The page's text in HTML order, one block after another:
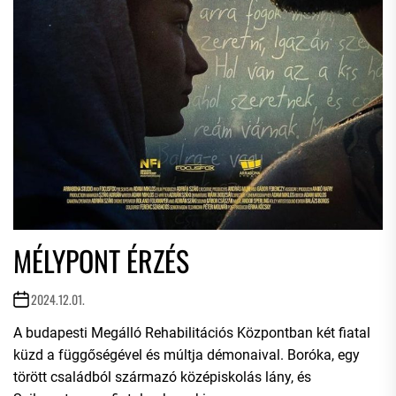
MÉLYPONT ÉRZÉS
2024.12.01.
A budapesti Megálló Rehabilitációs Központban két fiatal
küzd a függőségével és múltja démonaival. Boróka, egy
törött családból származó középiskolás lány, és